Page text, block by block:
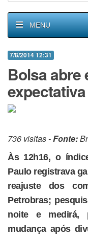
MENU
7/8/2014 12:31
Bolsa abre
736 visitas -Fonte:
Às 12h16, o
Paulo registrava
reajuste dos
Petrobras;
noite e medirá,
mudança após